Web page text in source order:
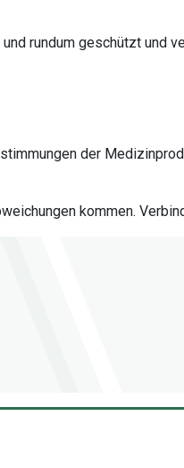
rundum geschützt und
der
kommen.